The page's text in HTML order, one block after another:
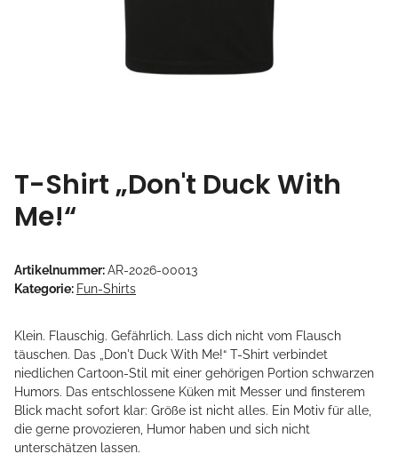
T-Shirt „Don't Duck With
Me!“
Artikelnummer:AR-2026-00013
Kategorie: Fun-Shirts
Klein. Flauschig. Gefährlich. Lass dich nicht vom Flausch
täuschen. Das „Don't Duck With Me!“ T-Shirt verbindet
niedlichen Cartoon-Stil mit einer gehörigen Portion schwarzen
Humors. Das entschlossene Küken mit Messer und finsterem
Blick macht sofort klar: Größe ist nicht alles. Ein Motiv für alle,
die gerne provozieren, Humor haben und sich nicht
unterschätzen lassen.